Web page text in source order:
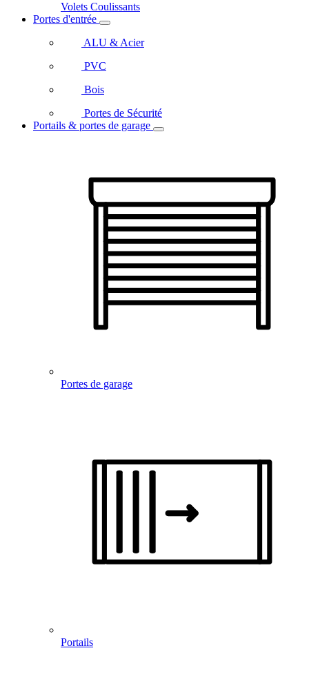
Volets Coulissants
Portes d'entrée
ALU & Acier
PVC
Bois
Portes de Sécurité
Portails & portes de garage
Portes de garage
Portails